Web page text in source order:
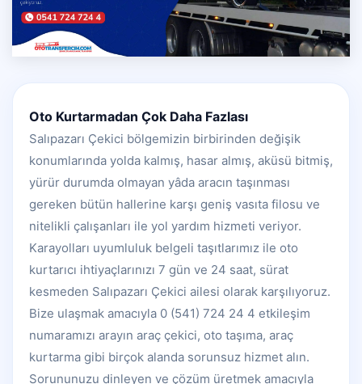
Oto Kurtarmadan Çok Daha Fazlası
Salıpazarı Çekici bölgemizin birbirinden değişik
konumlarında yolda kalmış, hasar almış, aküsü bitmiş,
yürür durumda olmayan yâda aracın taşınması
gereken bütün hallerine karşı geniş vasıta filosu ve
nitelikli çalışanları ile yol yardım hizmeti veriyor.
Karayolları uyumluluk belgeli taşıtlarımız ile oto
kurtarıcı ihtiyaçlarınızı 7 gün ve 24 saat, sürat
kesmeden Salıpazarı Çekici ailesi olarak karşılıyoruz.
Bize ulaşmak amacıyla 0 (541) 724 24 4 etkileşim
numaramızı arayın araç çekici, oto taşıma, araç
kurtarma gibi birçok alanda sorunsuz hizmet alın.
Sorununuzu dinleyen ve çözüm üretmek amacıyla